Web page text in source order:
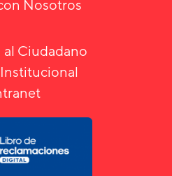
Nosotros
Ciudadano